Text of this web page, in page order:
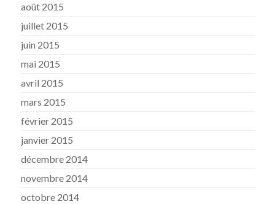
août 2015
juillet 2015
juin 2015
mai 2015
avril 2015
mars 2015
février 2015
janvier 2015
décembre 2014
novembre 2014
octobre 2014